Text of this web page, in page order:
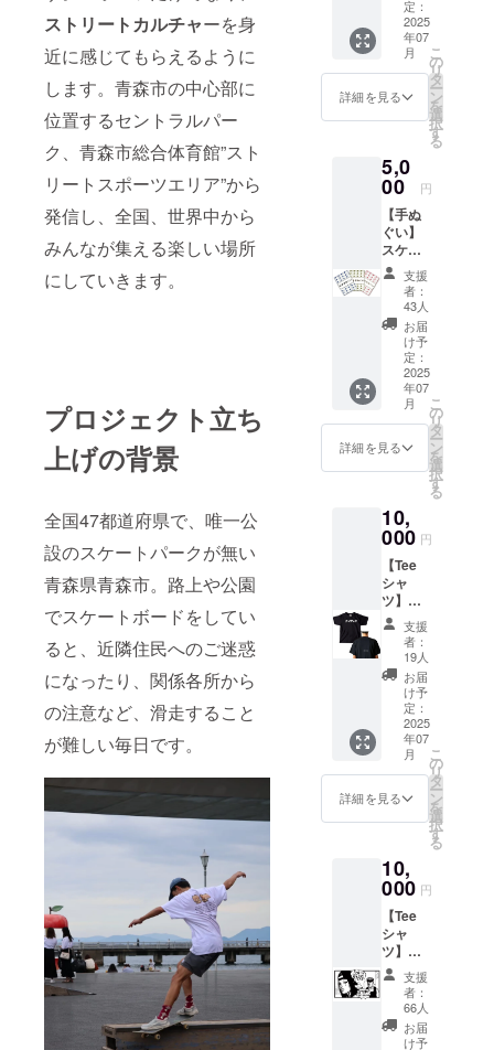
ストリートカルチャーを身
近に感じてもらえるように
します。青森市の中心部に
位置するセントラルパー
ク、青森市総合体育館”スト
リートスポーツエリア”から
発信し、全国、世界中から
みんなが集える楽しい場所
にしていきます。
プロジェクト立ち
上げの背景
全国47都道府県で、唯一公
設のスケートパークが無い
青森県青森市。路上や公園
でスケートボードをしてい
ると、近隣住民へのご迷惑
になったり、関係各所から
の注意など、滑走すること
が難しい毎日です。
ステッ
カーを
提供し
ます。
※デザイ
ンが決
まり次
第、掲
す。 ・
数量：1
点 ・サ
イズ：
約
3×10c
m
定：
2025
年07
月
詳細を見る
こ
の
リ
タ
ー
ン
を
選
択
す
る
5,0
00 円
【手ぬ
ぐい】
スケー
トエリ
アの
オープ
ンを記
念し
て、デ
ザイン
した手
ぬぐい
を提供
しま
す。 デ
ザイン
り次第
お知ら
せいた
しま
す。 ・
カ
ラー：
支援
者：
43人
お届
け予
定：
2025
年07
月
詳細を見る
こ
の
リ
タ
ー
ン
を
選
択
す
る
10,
000 円
【Tee
シャ
ツ】
A.S.A.P.
をデザ
インし
たTシャ
ツを提
供しま
す。シ
ルクス
クリー
ンを
使っ
て、オ
リジナ
インを
印刷す
るワー
ク
ショッ
プを開
催し作
成しま
す。 ※
参加で
きない
支援
者：
19人
お届
け予
定：
2025
年07
月
詳細を見る
こ
の
リ
タ
ー
ン
を
選
択
す
る
10,
000 円
【Tee
シャ
ツ】
A.S.A.P.
をデザ
インし
たTシャ
ツを提
支援
者：
66人
お届
け予